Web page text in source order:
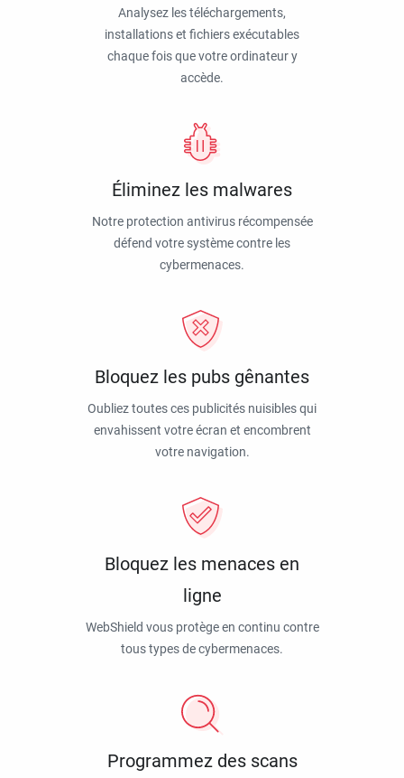
Analysez les téléchargements,
installations et fichiers exécutables
chaque fois que votre ordinateur y
accède.
Éliminez les malwares
Notre protection antivirus récompensée
défend votre système contre les
cybermenaces.
Bloquez les pubs gênantes
Oubliez toutes ces publicités nuisibles qui
envahissent votre écran et encombrent
votre navigation.
Bloquez les menaces en
ligne
WebShield vous protège en continu contre
tous types de cybermenaces.
Programmez des scans